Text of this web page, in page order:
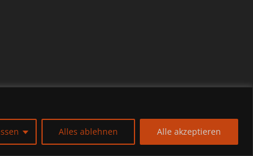
Alles ablehnen Alle akzeptieren